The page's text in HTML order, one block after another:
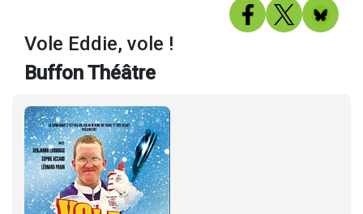
Vole Eddie, vole !
Buffon Théâtre